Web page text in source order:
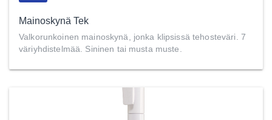
Mainoskynä Tek
Valkorunkoinen mainoskynä, jonka klipsissä tehosteväri. 7
väriyhdistelmää. Sininen tai musta muste.